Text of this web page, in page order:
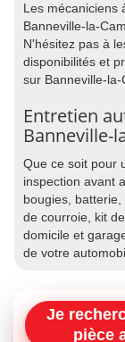
Les mécaniciens
Banneville-la-
N'hésitez pas à
disponibilités et
sur Banneville-
Entretien
Banneville-
Que ce soit pour
inspection avant
bougies,
de courroie, kit
domicile et
de votre
Je
pièce